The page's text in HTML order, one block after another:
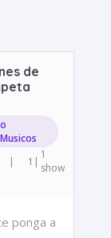
de
| 1 | 1
show
ponga a